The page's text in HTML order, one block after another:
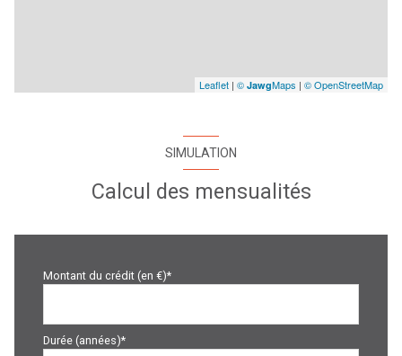
Leaflet | © JawgMaps | © OpenStreetMap
SIMULATION
Calcul des mensualités
Montant du crédit (en €)*
Durée (années)*